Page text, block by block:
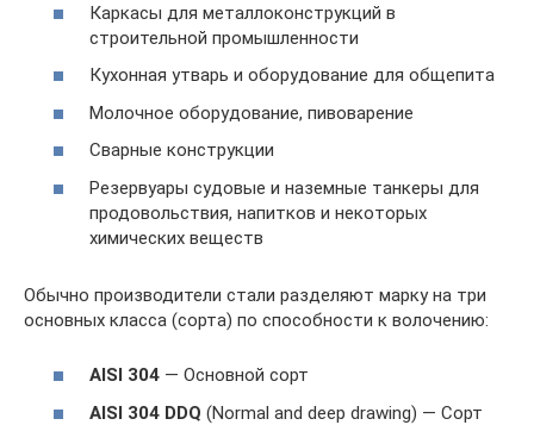
Каркасы для металлоконструкций в
строительной промышленности
Кухонная утварь и оборудование для общепита
Молочное оборудование, пивоварение
Сварные конструкции
Резервуары судовые и наземные танкеры для
продовольствия, напитков и некоторых
химических веществ
Обычно производители стали разделяют марку на три
основных класса (сорта) по способности к волочению:
AISI 304 — Основной сорт
AISI 304 DDQ (Normal and deep drawing) — Сорт